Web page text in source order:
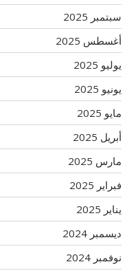
سبتمبر 2025
أغسطس 2025
يوليو 2025
يونيو 2025
مايو 2025
أبريل 2025
مارس 2025
فبراير 2025
يناير 2025
ديسمبر 2024
نوفمبر 2024